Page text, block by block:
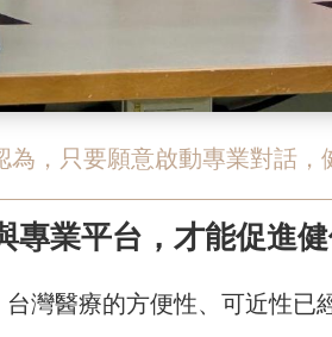
為，只要願意啟動專業對話，
專業平台，才能促進
灣醫療的方便性、可近性已